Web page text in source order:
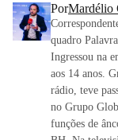
PorMardélio
quadro
Ingressou na
aos 14 anos.
rádio, teve
no Grupo
funções de